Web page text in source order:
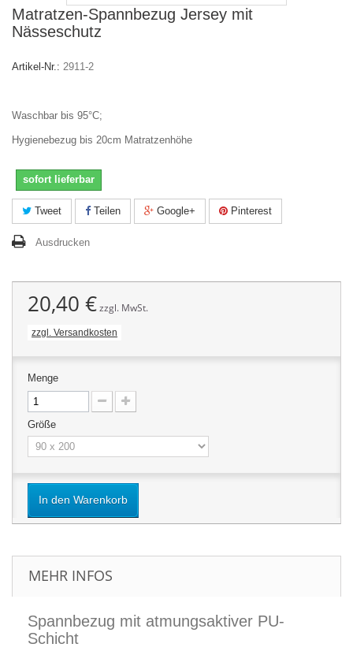
Matratzen-Spannbezug Jersey mit
Nässeschutz
Artikel-Nr.: 2911-2
Waschbar bis 95°C;
Hygienebezug bis 20cm Matratzenhöhe
sofort lieferbar
Tweet Teilen Google+ Pinterest
Ausdrucken
20,40 €zzgl. MwSt.
zzgl. Versandkosten
Menge
Größe
In den Warenkorb
MEHR INFOS
Spannbezug mit atmungsaktiver PU-
Schicht